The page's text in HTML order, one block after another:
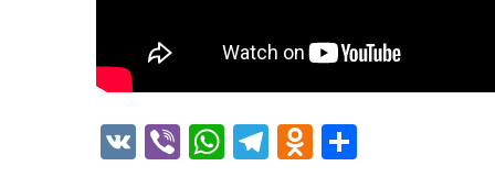
VK ViberWhatsApp
Telegram